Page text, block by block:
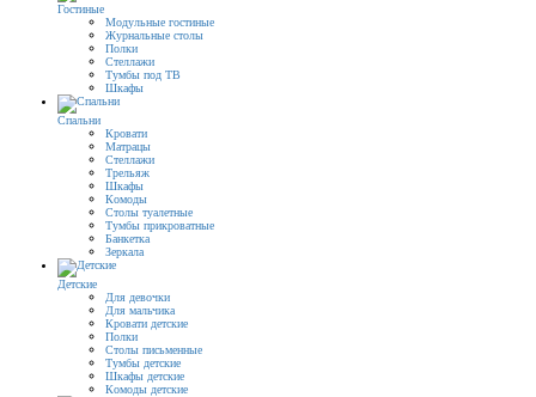
Гостиные
Модульные гостиные
Журнальные столы
Полки
Стеллажи
Тумбы под ТВ
Шкафы
Спальни
Кровати
Матрацы
Стеллажи
Трельяж
Шкафы
Комоды
Столы туалетные
Тумбы прикроватные
Банкетка
Зеркала
Детские
Для девочки
Для мальчика
Кровати детские
Полки
Столы письменные
Тумбы детские
Шкафы детские
Комоды детские